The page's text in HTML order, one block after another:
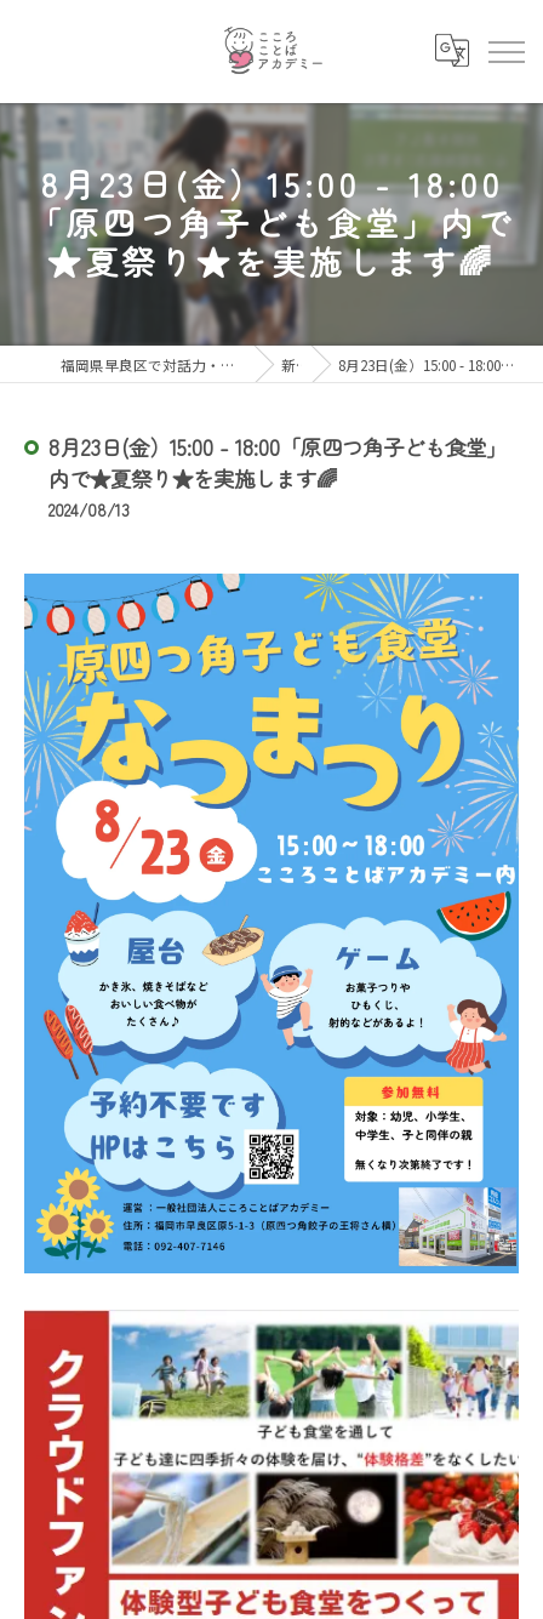
8月23日(金）15:00 - 18:00
「原四つ角子ども食堂」内で
★夏祭り★を実施します🌈
福岡県早良区で対話力・コミュニケーション力を育むならこころことばアカデミー 新着情報 8月23日(金）15:00 - 18:00「原四つ角子ども食堂」内で★夏祭り★を実施します🌈
8月23日(金）15:00 - 18:00「原四つ角子ども食堂」
内で★夏祭り★を実施します🌈
2024/08/13